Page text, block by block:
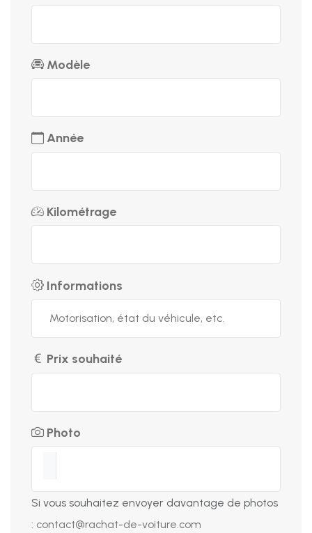
Modèle
Année
Kilométrage
Informations
Prix souhaité
Photo
Si vous souhaitez envoyer davantage de photos
: contact@rachat-de-voiture.com